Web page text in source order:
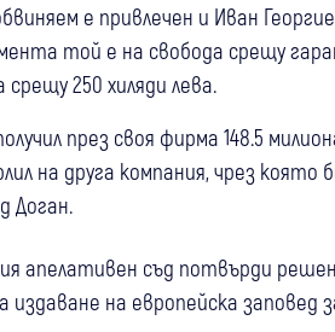
е привлечен и Иван
той е на свобода срещу
250 хиляди лева.
през своя фирма 148.5
на друга компания, чрез която
Доган.
апелативен съд потвърди
на европейска заповед